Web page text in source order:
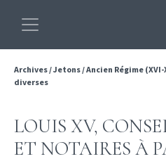
Archives/Jetons/Ancien Régime
diverses
LOUIS XV,
ET NOTAIRES À